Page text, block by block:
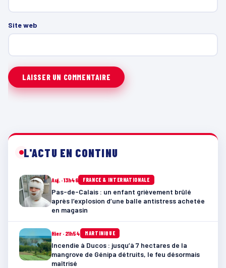
Site web
L'ACTU EN CONTINU
Auj. · 13h46 FRANCE & INTERNATIONALE
Pas-de-Calais : un enfant grièvement brûlé
après l’explosion d’une balle antistress achetée
en magasin
Hier · 21h54 MARTINIQUE
Incendie à Ducos : jusqu’à 7 hectares de la
mangrove de Génipa détruits, le feu désormais
maîtrisé